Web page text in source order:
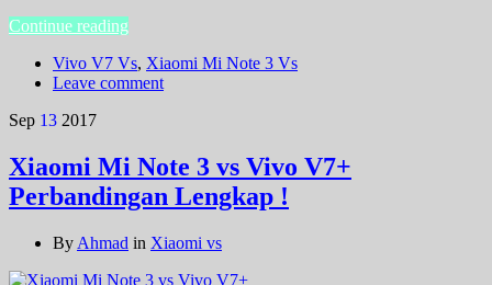
Continue reading
Vivo V7 Vs, Xiaomi Mi Note 3 Vs
Leave comment
Sep 13 2017
Xiaomi Mi Note 3 vs Vivo V7+
Perbandingan Lengkap !
By Ahmad in Xiaomi vs